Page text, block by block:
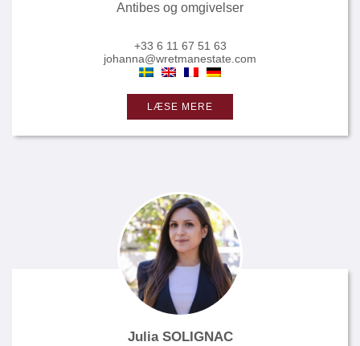
Antibes og omgivelser
+33 6 11 67 51 63
johanna@wretmanestate.com
LÆSE MERE
Julia SOLIGNAC